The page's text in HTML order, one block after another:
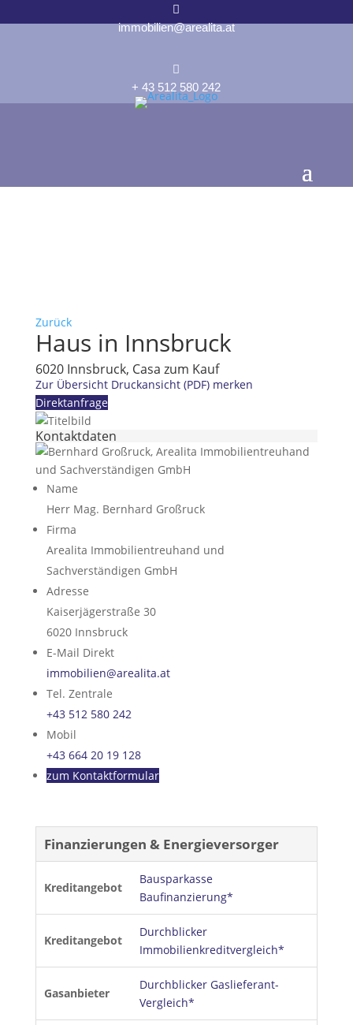

immobilien@arealita.at

+ 43 512 580 242
Zurück
Haus in Innsbruck
6020 Innsbruck, Casa zum Kauf
Zur Übersicht Druckansicht (PDF) merken
Direktanfrage
Kontaktdaten
Name
Herr Mag. Bernhard Großruck
Firma
Arealita Immobilientreuhand und
Sachverständigen GmbH
Adresse
Kaiserjägerstraße 30
6020 Innsbruck
E-Mail Direkt
immobilien@arealita.at
Tel. Zentrale
+43 512 580 242
Mobil
+43 664 20 19 128
zum Kontaktformular
Finanzierungen & Energieversorger
Kreditangebot
Bausparkasse
Baufinanzierung*
Kreditangebot
Durchblicker
Immobilienkreditvergleich*
Gasanbieter
Durchblicker Gaslieferant-
Vergleich*